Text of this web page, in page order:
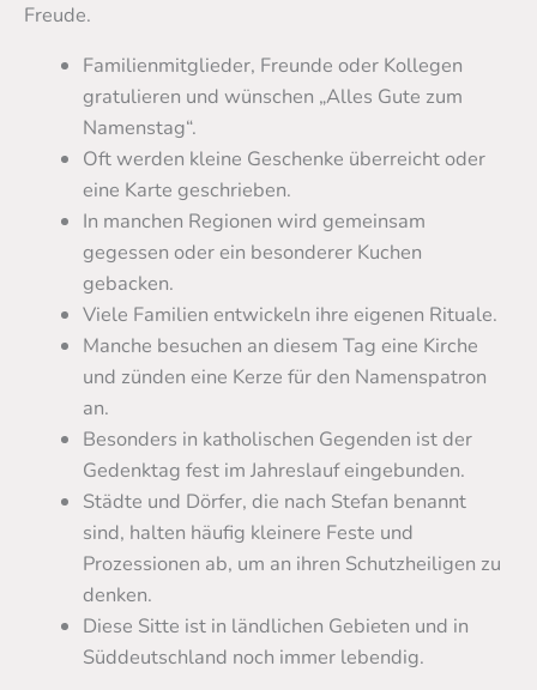
Freude.
Familienmitglieder, Freunde oder Kollegen
gratulieren und wünschen „Alles Gute zum
Namenstag“.
Oft werden kleine Geschenke überreicht oder
eine Karte geschrieben.
In manchen Regionen wird gemeinsam
gegessen oder ein besonderer Kuchen
gebacken.
Viele Familien entwickeln ihre eigenen Rituale.
Manche besuchen an diesem Tag eine Kirche
und zünden eine Kerze für den Namenspatron
an.
Besonders in katholischen Gegenden ist der
Gedenktag fest im Jahreslauf eingebunden.
Städte und Dörfer, die nach Stefan benannt
sind, halten häufig kleinere Feste und
Prozessionen ab, um an ihren Schutzheiligen zu
denken.
Diese Sitte ist in ländlichen Gebieten und in
Süddeutschland noch immer lebendig.